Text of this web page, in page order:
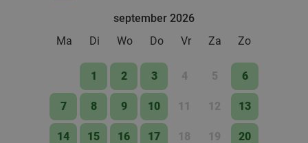
september 2026
Ma
Di Wo Do Vr Za Zo
1 2 3 4 5 6
7 8 9 10 11 12 13
14 15 16 17 18 19 20